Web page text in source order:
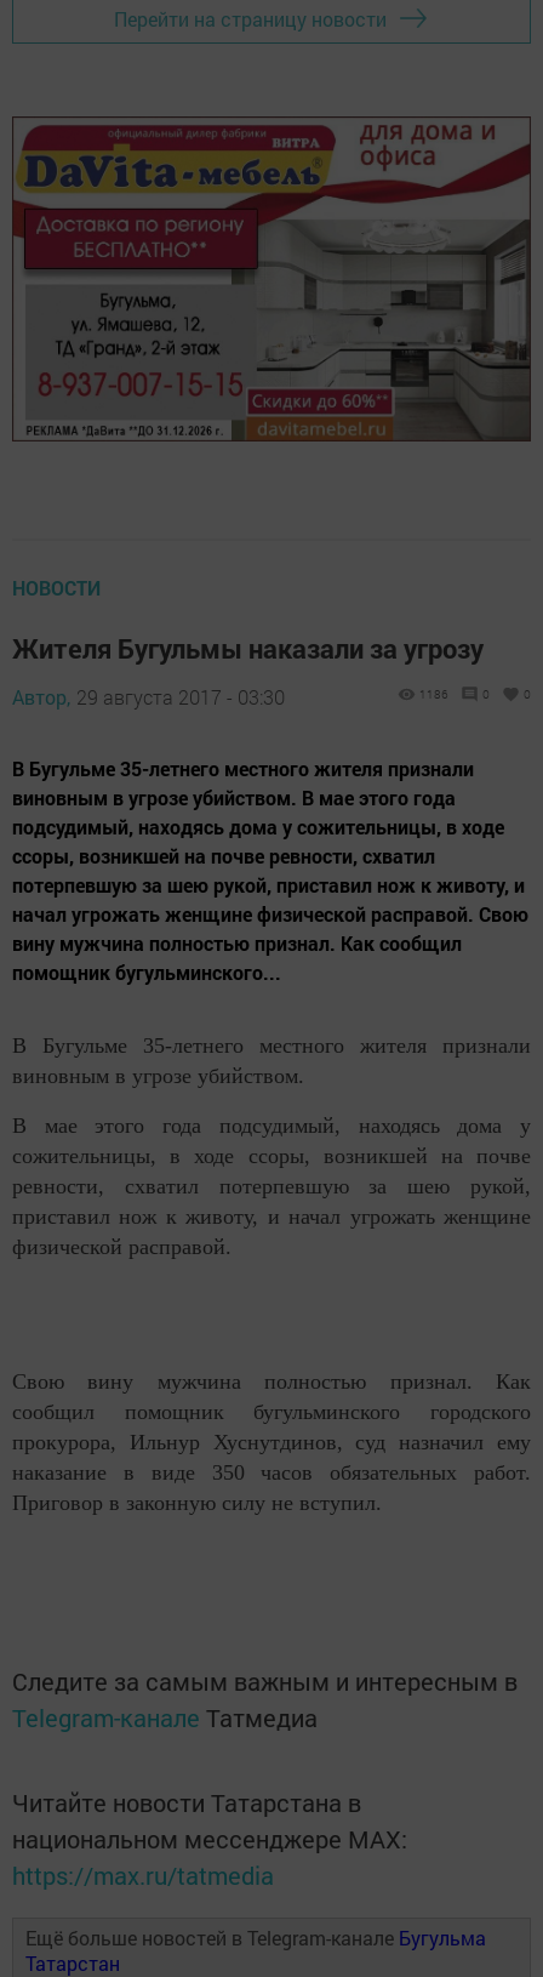
Перейти на страницу новости
НОВОСТИ
Жителя Бугульмы наказали за угрозу
Автор, 29 августа 2017 - 03:30 1186 0 0
В Бугульме 35-летнего местного жителя признали
виновным в угрозе убийством. В мае этого года
подсудимый, находясь дома у сожительницы, в ходе
ссоры, возникшей на почве ревности, схватил
потерпевшую за шею рукой, приставил нож к животу, и
начал угрожать женщине физической расправой. Свою
вину мужчина полностью признал. Как сообщил
помощник бугульминского...
В Бугульме 35-летнего местного жителя признали
виновным в угрозе убийством.
В мае этого года подсудимый, находясь дома у
сожительницы, в ходе ссоры, возникшей на почве
ревности, схватил потерпевшую за шею рукой,
приставил нож к животу, и начал угрожать женщине
физической расправой.
Свою вину мужчина полностью признал. Как
сообщил помощник бугульминского городского
прокурора, Ильнур Хуснутдинов, суд назначил ему
наказание в виде 350 часов обязательных работ.
Приговор в законную силу не вступил.
Следите за самым важным и интересным в
Telegram-канале Татмедиа
Читайте новости Татарстана в
национальном мессенджере MАХ:
https://max.ru/tatmedia
Ещё больше новостей в Telegram-канале Бугульма
Татарстан